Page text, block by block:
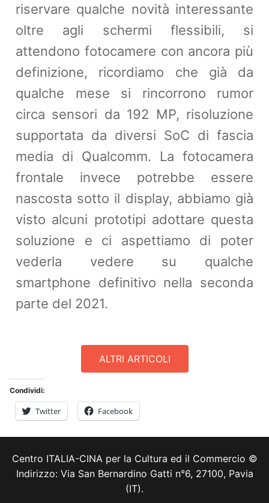
riservare qualche novità interessante
oltre agli schermi flessibili, si
attendono fotocamere con ancora più
definizione, ricordiamo che già da
qualche mese si rincorrono rumor
circa sensori da 192 MP, risoluzione
supportata da diversi SoC di fascia
media di Qualcomm. La fotocamera
frontale invece potrebbe essere
nascosta sotto il display, abbiamo già
visto alcuni prototipi adottare questa
soluzione e ci aspettiamo di poter
vederla vedere su qualche
smartphone definitivo nella seconda
parte del 2021.
ALTRI ARTICOLI
Condividi:
Twitter Facebook
Centro ITALIA-CINA per la Cultura ed il Commercio ©
Indirizzo: Via San Bernardino Gatti n°6, 27100, Pavia
(IT).